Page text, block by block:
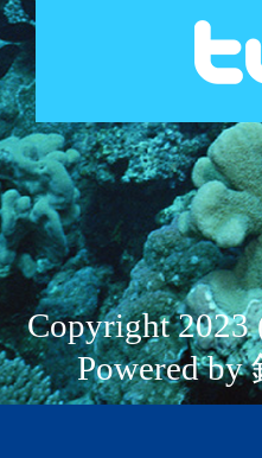
Copyright 2023
Powered